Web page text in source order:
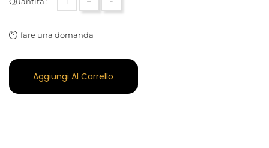
fare una domanda
Aggiungi Al Carrello